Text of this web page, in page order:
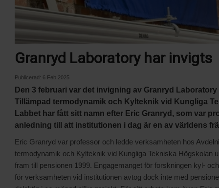
Granryd Laboratory har invigts
Publicerad: 6 Feb 2025
Den 3 februari var det invigning av Granryd
Tillämpad termodynamik och Kylteknik vid Kungliga
Labbet har fått sitt namn efter Eric Granryd, som var
anledning till att institutionen i dag är en av världens
Eric Granryd var professor och ledde verksamheten hos
termodynamik och Kylteknik vid Kungliga Tekniska Högskolan
fram till pensionen 1999. Engagemanget för forskningen kyl-
för verksamheten vid institutionen avtog dock inte med